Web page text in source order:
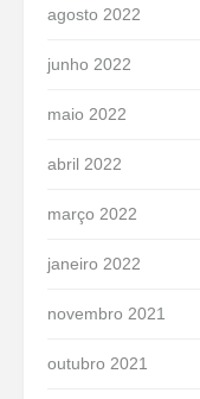
agosto 2022
junho 2022
maio 2022
abril 2022
março 2022
janeiro 2022
novembro 2021
outubro 2021